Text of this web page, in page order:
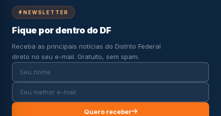
NEWSLETTER
Fique por dentro do DF
Receba as principais notícias do Distrito Federal
direto no seu e-mail. Gratuito, sem spam.
Quero receber